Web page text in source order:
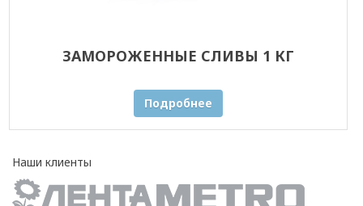
ЗАМОРОЖЕННЫЕ СЛИВЫ 1 КГ
Подробнее
Наши клиенты